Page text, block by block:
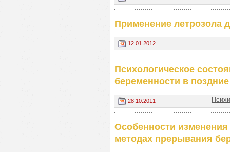
Применение летрозола
12.01.2012
Психологическое
беременности в
28.10.2011
Особенности
методах прерывания